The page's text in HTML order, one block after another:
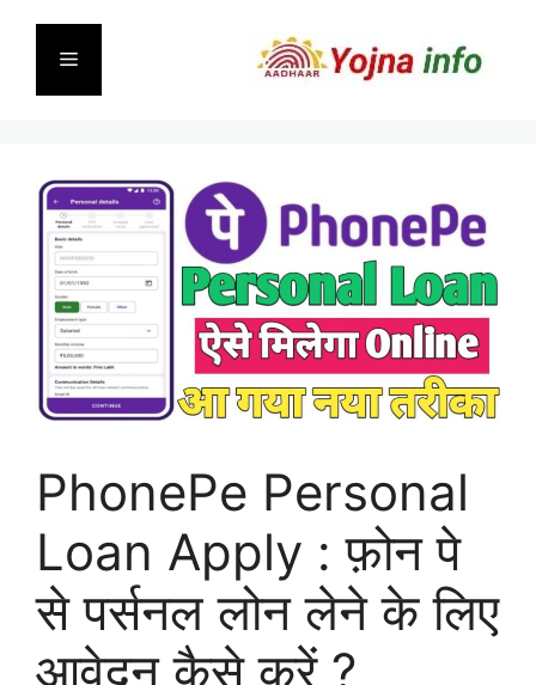
content
Menu
PhonePe Personal
Loan Apply : फ़ोन पे
से पर्सनल लोन लेने के लिए
आवेदन कैसे करें ?